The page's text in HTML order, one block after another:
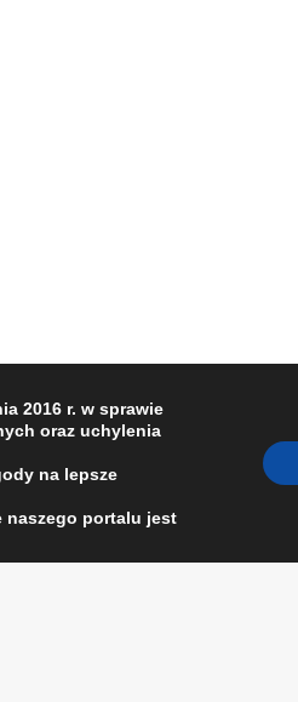
2016 r. w sprawie
oraz uchylenia
na lepsze
naszego portalu jest